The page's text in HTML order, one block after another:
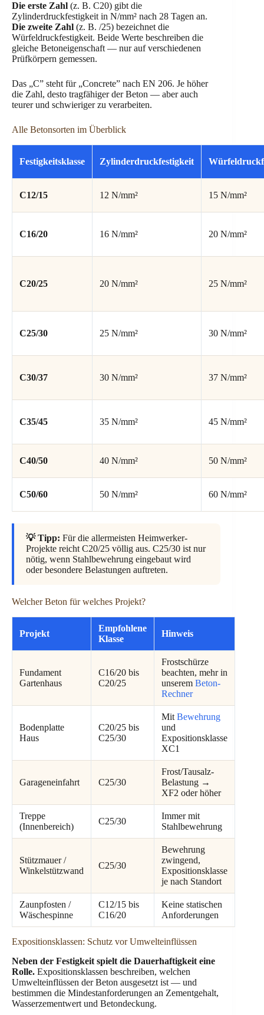
Die erste Zahl (z. B. C20) gibt die
Zylinderdruckfestigkeit in N/mm² nach 28 Tagen an.
Die zweite Zahl (z. B. /25) bezeichnet die
Würfeldruckfestigkeit. Beide Werte beschreiben die
gleiche Betoneigenschaft — nur auf verschiedenen
Prüfkörpern gemessen.
Das „C” steht für „Concrete” nach EN 206. Je höher
die Zahl, desto tragfähiger der Beton — aber auch
teurer und schwieriger zu verarbeiten.
Alle Betonsorten im Überblick
Festigkeitsklasse Zylinderdruckfestigkeit
C12/15 12 N/mm² 15 N/mm²
C16/20 16 N/mm² 20 N/mm²
C20/25 20 N/mm² 25 N/mm²
C25/30 25 N/mm² 30 N/mm²
C30/37 30 N/mm² 37 N/mm²
C35/45 35 N/mm² 45 N/mm²
C40/50 40 N/mm² 50 N/mm²
C50/60 50 N/mm² 60 N/mm²
💡 Tipp: Für die allermeisten Heimwerker-
Projekte reicht C20/25 völlig aus. C25/30 ist nur
nötig, wenn Stahlbewehrung eingebaut wird
oder besondere Belastungen auftreten.
Welcher Beton für welches Projekt?
Projekt
Empfohlene
Klasse
Hinweis
Fundament
Gartenhaus
C16/20 bis
C20/25
Frostschürze
beachten, mehr in
unserem Beton-
Rechner
Bodenplatte
Haus
C20/25 bis
C25/30
Mit Bewehrung
und
Expositionsklasse
XC1
Garageneinfahrt C25/30
Frost/Tausalz-
Belastung →
XF2 oder höher
Treppe
(Innenbereich)
C25/30
Immer mit
Stahlbewehrung
Stützmauer /
Winkelstützwand
C25/30
Bewehrung
zwingend,
Expositionsklasse
je nach Standort
Zaunpfosten /
Wäschespinne
C12/15 bis
C16/20
Keine statischen
Anforderungen
Expositionsklassen: Schutz vor Umwelteinflüssen
Neben der Festigkeit spielt die Dauerhaftigkeit eine
Rolle. Expositionsklassen beschreiben, welchen
Umwelteinflüssen der Beton ausgesetzt ist — und
bestimmen die Mindestanforderungen an Zementgehalt,
Wasserzementwert und Betondeckung.